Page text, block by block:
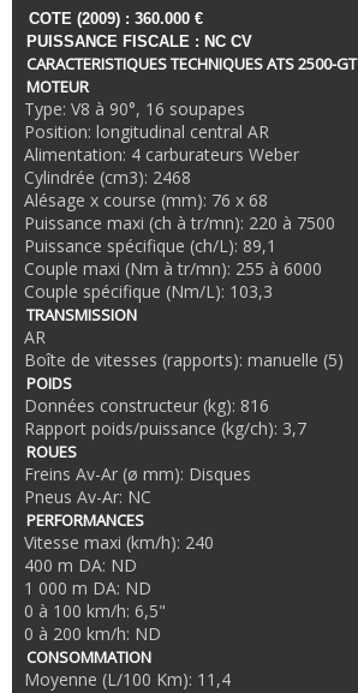
COTE (2009) : 360.000 €
PUISSANCE FISCALE : NC CV
CARACTERISTIQUES TECHNIQUES ATS 2500-GT
MOTEUR
Type: V8 à 90°, 16 soupapes
Position: longitudinal central AR
Alimentation: 4 carburateurs Weber
Cylindrée (cm3): 2468
Alésage x course (mm): 76 x 68
Puissance maxi (ch à tr/mn): 220 à 7500
Puissance spécifique (ch/L): 89,1
Couple maxi (Nm à tr/mn): 255 à 6000
Couple spécifique (Nm/L): 103,3
TRANSMISSION
AR
Boîte de vitesses (rapports): manuelle (5)
POIDS
Données constructeur (kg): 816
Rapport poids/puissance (kg/ch): 3,7
ROUES
Freins Av-Ar (ø mm): Disques
Pneus Av-Ar: NC
PERFORMANCES
Vitesse maxi (km/h): 240
400 m DA: ND
1 000 m DA: ND
0 à 100 km/h: 6,5"
0 à 200 km/h: ND
CONSOMMATION
Moyenne (L/100 Km): 11,4